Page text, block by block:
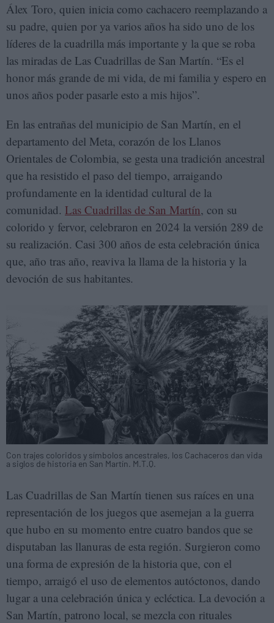
Álex Toro, quien inicia como cachacero reemplazando a
su padre, quien por ya varios años ha sido uno de los
líderes de la cuadrilla más importante y la que se roba
las miradas de Las Cuadrillas de San Martín. “Es el
honor más grande de mi vida, de mi familia y espero en
unos años poder pasarle esto a mis hijos”.
En las entrañas del municipio de San Martín, en el
departamento del Meta, corazón de los Llanos
Orientales de Colombia, se gesta una tradición ancestral
que ha resistido el paso del tiempo, arraigando
profundamente en la identidad cultural de la
comunidad. Las Cuadrillas de San Martín, con su
colorido y fervor, celebraron en 2024 la versión 289 de
su realización. Casi 300 años de esta celebración única
que, año tras año, reaviva la llama de la historia y la
devoción de sus habitantes.
Con trajes coloridos y símbolos ancestrales, los Cachaceros dan vida
a siglos de historia en San Martín. M.T.Q.
Las Cuadrillas de San Martín tienen sus raíces en una
representación de los juegos que asemejan a la guerra
que hubo en su momento entre cuatro bandos que se
disputaban las llanuras de esta región. Surgieron como
una forma de expresión de la historia que, con el
tiempo, arraigó el uso de elementos autóctonos, dando
lugar a una celebración única y ecléctica. La devoción a
San Martín, patrono local, se mezcla con rituales